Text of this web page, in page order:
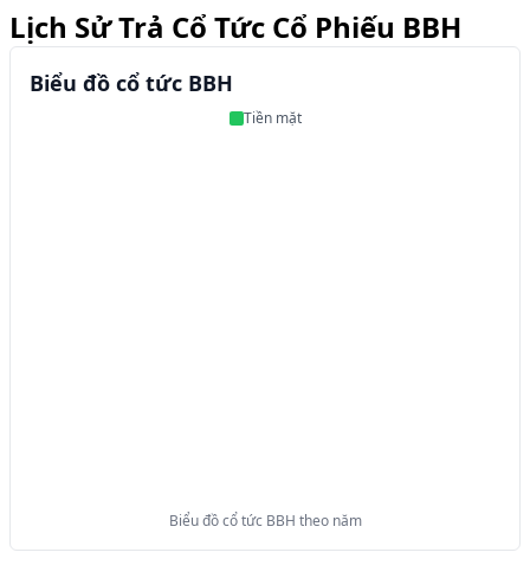
Lịch Sử Trả Cổ Tức Cổ Phiếu BBH
Biểu đồ cổ tức BBH
Tiền mặt
Biểu đồ cổ tức BBH theo năm